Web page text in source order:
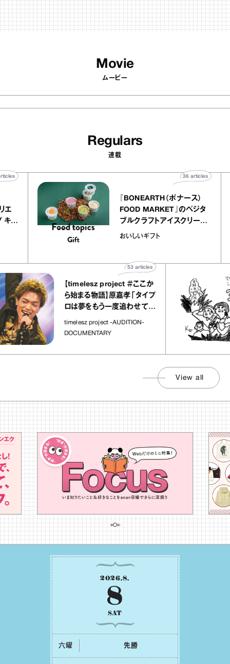
Movie
ムービー
Regulars
連載
アトリエ
レープ キャ
40
『BONEARTH（ボナース）
FOOD MARKET』のベジタ
ブルクラフトアイスクリーム
｜真野知子の「おいしいギ
おいしいギフト
36
【timelesz project ＃ここか
ら始まる物語】原嘉孝「タイプ
ロは夢をもう一度追わせてく
timelesz project -AUDITION-
DOCUMENTARY
articles
View all
2026.8.
8
SAT
六曜 先勝